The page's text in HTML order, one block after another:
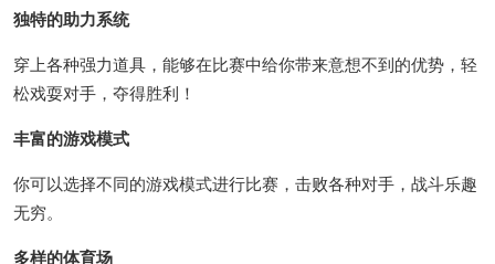
独特的助力系统
穿上各种强力道具，能够在比赛中给你带来意想不到的优势，轻
松戏耍对手，夺得胜利！
丰富的游戏模式
你可以选择不同的游戏模式进行比赛，击败各种对手，战斗乐趣
无穷。
多样的体育场